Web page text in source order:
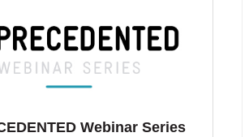
Webinar Series